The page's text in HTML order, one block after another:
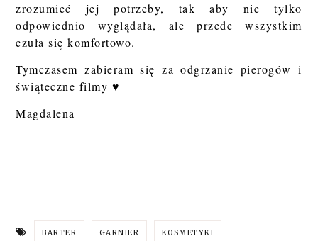
zrozumieć jej potrzeby, tak aby nie tylko
odpowiednio wyglądała, ale przede wszystkim
czuła się komfortowo.
Tymczasem zabieram się za odgrzanie pierogów i
świąteczne filmy ♥
Magdalena
BARTER GARNIER KOSMETYKI